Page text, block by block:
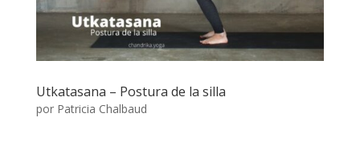
Utkatasana – Postura de la silla
por Patricia Chalbaud